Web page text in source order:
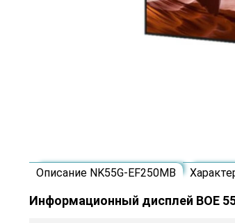
Описание NK55G-EF250MB
Информационный дисплей BOE